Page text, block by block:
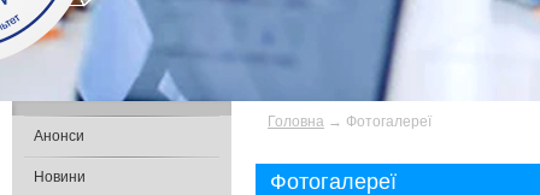
Головна → Фотогалереї
Фотогалереї
Анонси
Новини